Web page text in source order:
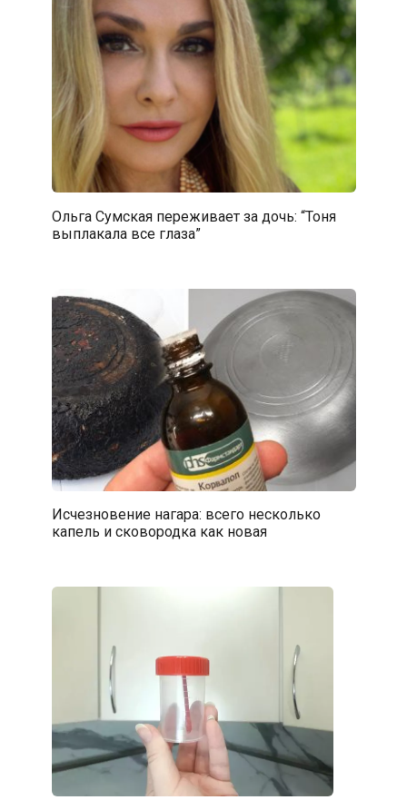
Ольга Сумская переживает за дочь: “Тоня
выплакала все глаза”
Исчезновение нагара: всего несколько
капель и сковородка как новая